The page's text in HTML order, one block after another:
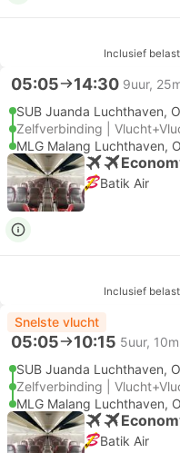
Inclusief
05:05 14:30 9uur,
SUB Juanda Luchthaven,
Zelfverbinding |
MLG Malang Luchthaven,
Batik Air
Inclusief
Snelste vlucht
05:05 10:15 5uur, 10m
SUB Juanda Luchthaven,
Zelfverbinding |
MLG Malang Luchthaven,
Batik Air